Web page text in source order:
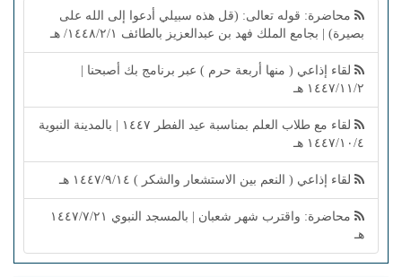
محاضرة: قوله تعالى: (قل هذه سبيلي أدعوا إلى الله على
بصيرة) | بجامع الملك فهد بن عبدالعزيز بالطائف ١٤٤٨/٢/١/ هـ
لقاء إذاعي ( منها أربعة حرم ) عبر برنامج بك أصبحنا |
١٤٤٧/١١/٢ هـ
لقاء مع طلاب العلم بمناسبة عيد الفطر ١٤٤٧ | بالمدينة النبوية
١٤٤٧/١٠/٤ هـ
لقاء إذاعي ( النعم بين الاستشعار والشكر ) ١٤٤٧/٩/١٤ هـ
محاضرة: واقترب شهر شعبان | بالمسجد النبوي ١٤٤٧/٧/٢١
هـ